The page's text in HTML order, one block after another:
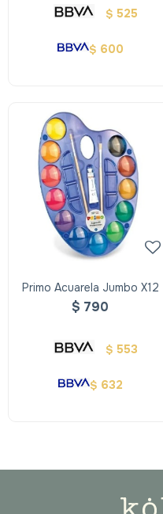
$ 525
$ 600
Primo Acuarela Jumbo X12
$ 790
$ 553
$ 632